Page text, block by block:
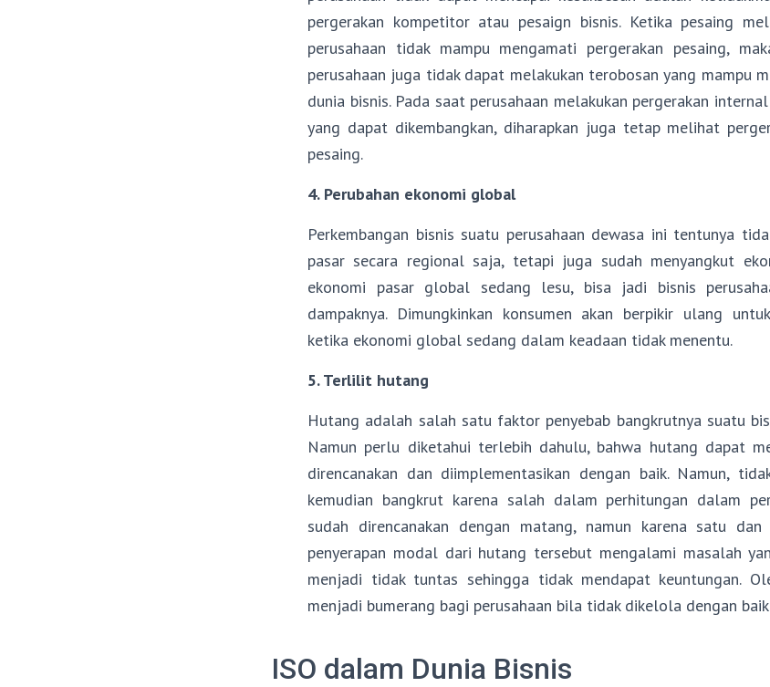
pergerakan kompetitor atau pesaign bisnis. Ketika pesaing
perusahaan tidak mampu mengamati pergerakan pesaing,
perusahaan juga tidak dapat melakukan terobosan yang mampu
dunia bisnis. Pada saat perusahaan melakukan pergerakan
yang dapat dikembangkan, diharapkan juga tetap melihat
pesaing.
4. Perubahan ekonomi global
Perkembangan bisnis suatu perusahaan dewasa ini tentunya
pasar secara regional saja, tetapi juga sudah menyangkut
ekonomi pasar global sedang lesu, bisa jadi bisnis
dampaknya. Dimungkinkan konsumen akan berpikir ulang
ketika ekonomi global sedang dalam keadaan tidak menentu.
5. Terlilit hutang
Hutang adalah salah satu faktor penyebab bangkrutnya suatu
Namun perlu diketahui terlebih dahulu, bahwa hutang dapat
direncanakan dan diimplementasikan dengan baik. Namun,
kemudian bangkrut karena salah dalam perhitungan dalam
sudah direncanakan dengan matang, namun karena satu
penyerapan modal dari hutang tersebut mengalami masalah
menjadi tidak tuntas sehingga tidak mendapat keuntungan.
menjadi bumerang bagi perusahaan bila tidak dikelola dengan
ISO dalam Dunia Bisnis